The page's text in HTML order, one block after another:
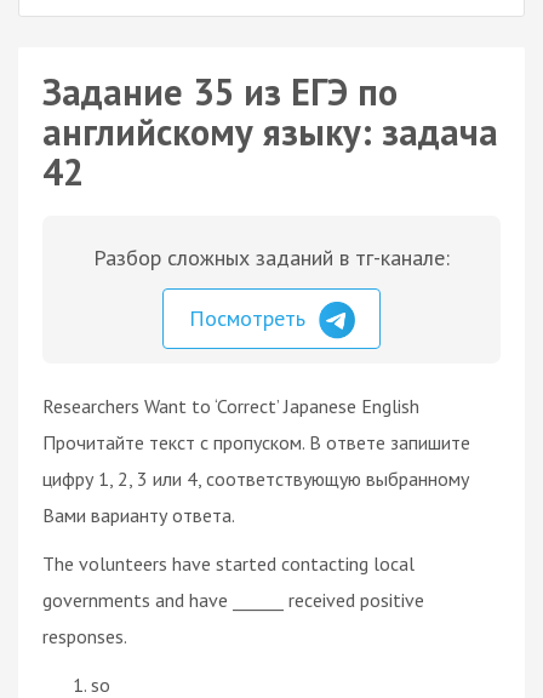
Задание 35 из ЕГЭ по
английскому языку: задача
42
Разбор сложных заданий в тг-канале:
Посмотреть
Researchers Want to ‘Correct’ Japanese English
Прочитайте текст с пропуском. В ответе запишите
цифру 1, 2, 3 или 4, соответствующую выбранному
Вами варианту ответа.
The volunteers have started contacting local
governments and have ______ received positive
responses.
so